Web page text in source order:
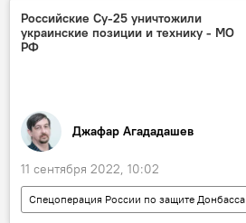
граница
Азербайджан
Российские Су-25 уничтожили
украинские позиции и технику - МО
РФ
Джафар Агададашев
11 сентября 2022, 10:02
Спецоперация России по защите Донбасса